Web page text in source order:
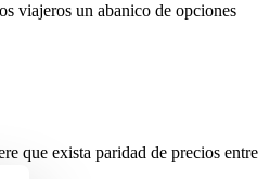
viajeros un abanico de opciones
que exista paridad de precios entre